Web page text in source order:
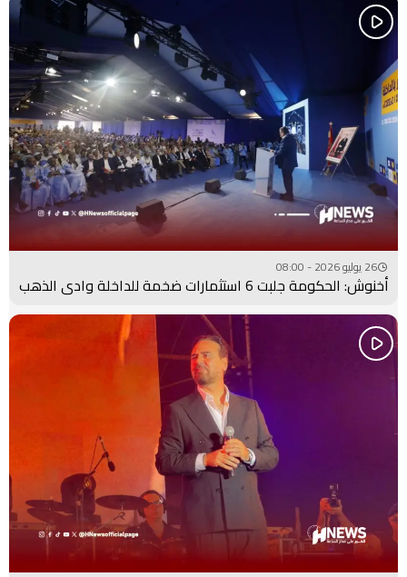
26 يوليو 2026 - 08:00
أخنوش: الحكومة جلبت 6 استثمارات ضخمة للداخلة وادي الذهب